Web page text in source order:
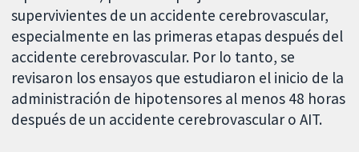
supervivientes de un accidente cerebrovascular,
especialmente en las primeras etapas después del
accidente cerebrovascular. Por lo tanto, se
revisaron los ensayos que estudiaron el inicio de la
administración de hipotensores al menos 48 horas
después de un accidente cerebrovascular o AIT.